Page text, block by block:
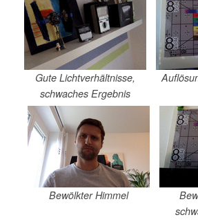
Gute Lichtverhältnisse,
schwaches Ergebnis
Bewölkter Himmel